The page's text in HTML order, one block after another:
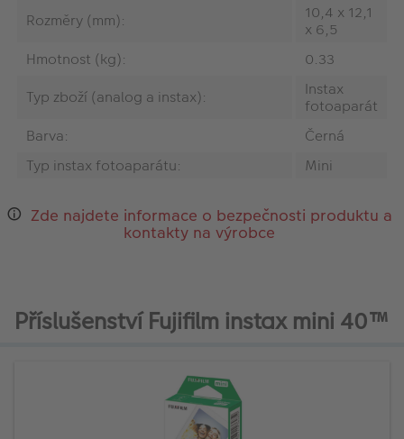
Rozměry (mm):
10,4 x 12,1
x 6,5
Hmotnost (kg):
0.33
Typ zboží (analog a instax):
Instax
fotoaparát
Barva:
Černá
Typ instax fotoaparátu:
Mini
Zde najdete informace o bezpečnosti produktu a
kontakty na výrobce
Příslušenství Fujifilm instax mini 40™